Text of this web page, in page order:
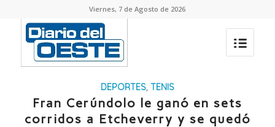
Viernes, 7 de Agosto de 2026
DEPORTES, TENIS
Fran Cerúndolo le ganó en sets
corridos a Etcheverry y se quedó